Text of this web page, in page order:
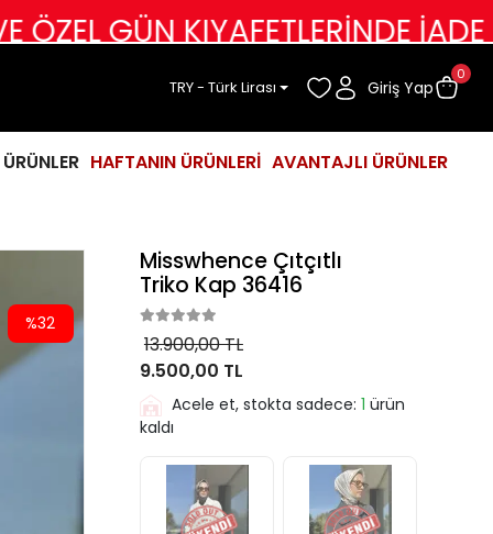
KIYAFETLERİNDE İADE DEĞİŞİM
TRY - Türk Lirası Giriş Yap
0
HAFTANIN ÜRÜNLERİ AVANTAJLI ÜRÜNLER
%32
Misswhence Çıtçıtlı
Triko Kap 36416
13.900,00 TL
9.500,00 TL
Acele et, stokta sadece: 1 ürün
kaldı